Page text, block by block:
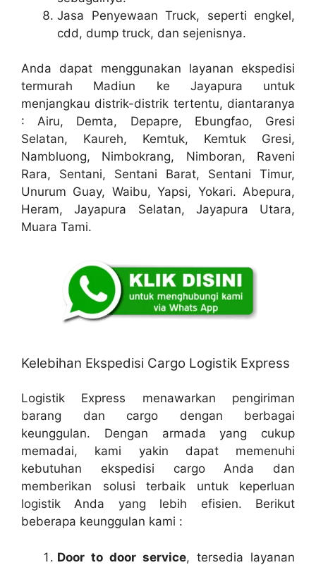
Jasa Penyewaan Truck, seperti engkel,
cdd, dump truck, dan sejenisnya.
Anda dapat menggunakan layanan ekspedisi
termurah Madiun ke Jayapura untuk
menjangkau distrik-distrik tertentu, diantaranya
: Airu, Demta, Depapre, Ebungfao, Gresi
Selatan, Kaureh, Kemtuk, Kemtuk Gresi,
Nambluong, Nimbokrang, Nimboran, Raveni
Rara, Sentani, Sentani Barat, Sentani Timur,
Unurum Guay, Waibu, Yapsi, Yokari. Abepura,
Heram, Jayapura Selatan, Jayapura Utara,
Muara Tami.
Kelebihan Ekspedisi Cargo Logistik Express
Logistik Express menawarkan pengiriman
barang dan cargo dengan berbagai
keunggulan. Dengan armada yang cukup
memadai, kami yakin dapat memenuhi
kebutuhan ekspedisi cargo Anda dan
memberikan solusi terbaik untuk keperluan
logistik Anda yang lebih efisien. Berikut
beberapa keunggulan kami :
Door to door service, tersedia layanan